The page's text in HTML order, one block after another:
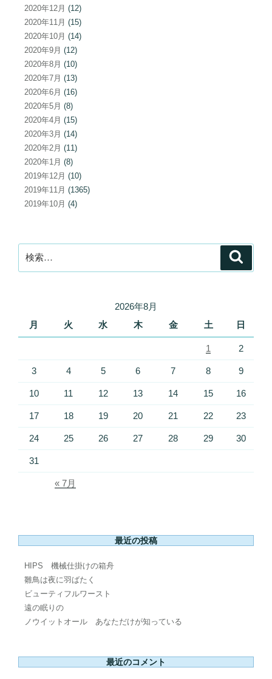
2020年12月 (12)
2020年11月 (15)
2020年10月 (14)
2020年9月 (12)
2020年8月 (10)
2020年7月 (13)
2020年6月 (16)
2020年5月 (8)
2020年4月 (15)
2020年3月 (14)
2020年2月 (11)
2020年1月 (8)
2019年12月 (10)
2019年11月 (1365)
2019年10月 (4)
索:
2026年8月
月
火 水 木 金 土 日
1 2
3 4 5 6 7 8 9
10 11 12 13 14 15 16
17 18 19 20 21 22 23
24 25 26 27 28 29 30
31
« 7月
最近の投稿
HIPS 機械仕掛けの箱舟
雛鳥は夜に羽ばたく
ビューティフルワースト
遠の眠りの
ノウイットオール あなただけが知っている
最近のコメント